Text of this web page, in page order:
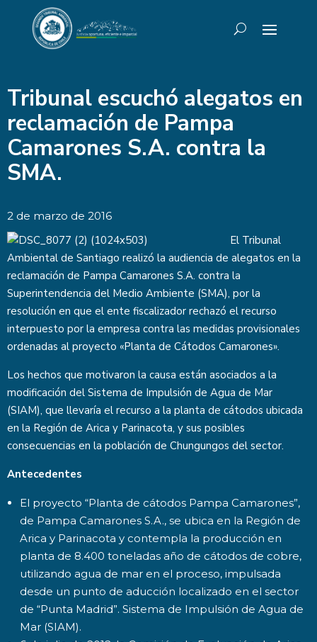
Tribunal escuchó alegatos en
reclamación de Pampa
Camarones S.A. contra la
SMA.
2 de marzo de 2016
El Tribunal
Ambiental de Santiago realizó la audiencia de alegatos en la
reclamación de Pampa Camarones S.A. contra la
Superintendencia del Medio Ambiente (SMA), por la
resolución en que el ente fiscalizador rechazó el recurso
interpuesto por la empresa contra las medidas provisionales
ordenadas al proyecto «Planta de Cátodos Camarones».
Los hechos que motivaron la causa están asociados a la
modificación del Sistema de Impulsión de Agua de Mar
(SIAM), que llevaría el recurso a la planta de cátodos ubicada
en la Región de Arica y Parinacota, y sus posibles
consecuencias en la población de Chungungos del sector.
Antecedentes
El proyecto “Planta de cátodos Pampa Camarones”,
de Pampa Camarones S.A., se ubica en la Región de
Arica y Parinacota y contempla la producción en
planta de 8.400 toneladas año de cátodos de cobre,
utilizando agua de mar en el proceso, impulsada
desde un punto de aducción localizado en el sector
de “Punta Madrid”. Sistema de Impulsión de Agua de
Mar (SIAM).